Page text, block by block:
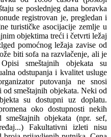
se poslednjeg dana boravka
registrovan je, pregledan i
turističke asocijacije zemlje u
objektima treći i četvrti ležaj
pomoćnog ležaja zavise od
biti sofa na razvlačenje, ali je
smeštajnih objekata su
odstupanja i kvalitet usluge
putovanja ne snosi
smeštajnih objekata. Neki od
su dostupni uz doplatu.
oko dostupnosti nekih
objekata (npr. sef,
Fakultativni izleti nisu